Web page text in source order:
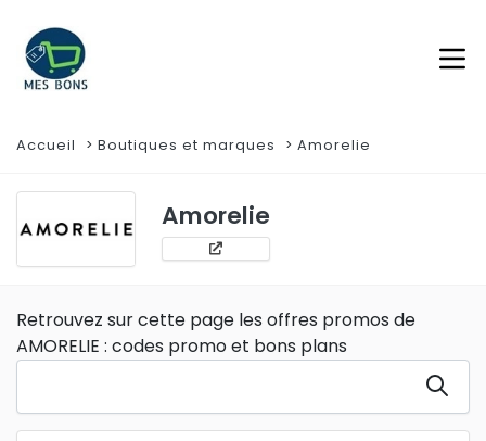
Accueil Boutiques et marques Amorelie
Amorelie
Retrouvez sur cette page les offres promos de
AMORELIE : codes promo et bons plans